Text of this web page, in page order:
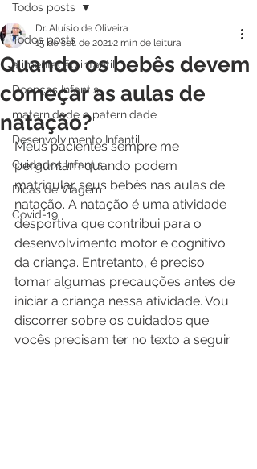
Todos posts
alimentação infantil
Doenças Infantis
maternidade e paternidade
Desenvolvimento Infantil
Cuidados Infantis
Dicas de Viagem
Covid-19
Todos posts
Quando os bebês devem
começar as aulas de
natação?
Dr. Aluísio de Oliveira
15 de set. de 20212 min de leitura
Meus pacientes sempre me
perguntam quando podem
matricular seus bebês nas aulas de
natação. A natação é uma atividade
desportiva que contribui para o
desenvolvimento motor e cognitivo
da criança. Entretanto, é preciso
tomar algumas precauções antes de
iniciar a criança nessa atividade. Vou
discorrer sobre os cuidados que
vocês precisam ter no texto a seguir.